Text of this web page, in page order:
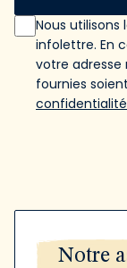
Nous
infolettre. En
votre adresse
fournies
Notre